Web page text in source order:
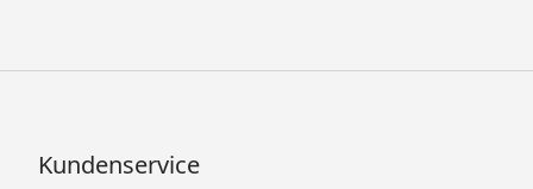
Kundenservice